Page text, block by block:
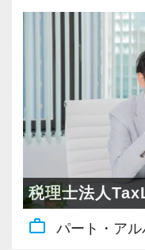
ているので、目標
「こういうこと
思いがある人、大
の成⻑を日々実感
自分が「将来こ
したい」「こう
いう夢を語れる
ます。
新しい扉を開ける
すが、輝ける未来
緒に頑張っていき
【現役スタッフの
【定期的な班替え
を学べる体制！】
当社ではフリー
ら業務を行ってい
そのなかで定期的
実施。得意分野や
に仕事を行うこと
ハウや知識を身に
す。
また関西・関東と
新たなマネージャ
ィスを任せられ
税理士資格がなく
やる気とコミュニ
す。
税理士はサービス
お客様に満足して
れる方を求めてい
きる環境は非常に
資格取得支援制
目指す方にも嬉
ます。
【事務所の組織体
当事務所は男性3
少人数の組織だか
が近く、風通しの
採用においても、
税理士や日商簿記
取得を目指して
ンバーが在籍して
これまで業界未
活かして入社さ
そんな当事務所で
て長く働ける税理
目標にしています
この業界では、AI
んでいます。
当事務所では早い
税理士法人
work_outline パート・アル